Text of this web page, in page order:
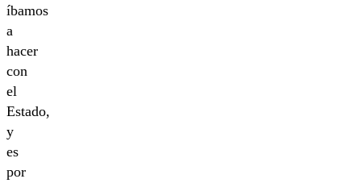
íbamos
a
hacer
con
el
Estado,
y
es
por